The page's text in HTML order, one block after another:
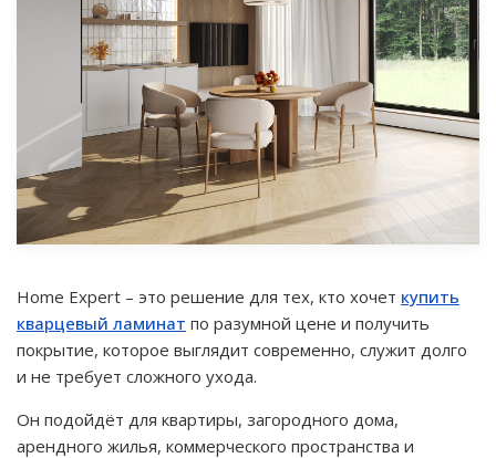
Home Expert – это решение для тех, кто хочет купить
кварцевый ламинат по разумной цене и получить
покрытие, которое выглядит современно, служит долго
и не требует сложного ухода.
Он подойдёт для квартиры, загородного дома,
арендного жилья, коммерческого пространства и